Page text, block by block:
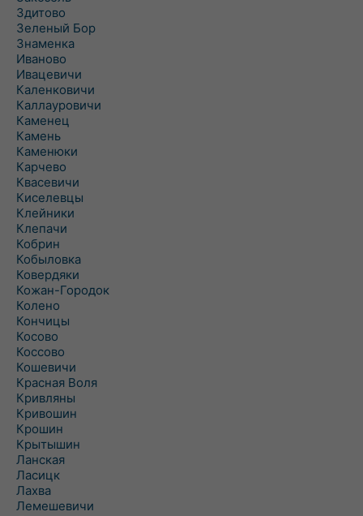
Здитово
Зеленый Бор
Знаменка
Иваново
Ивацевичи
Каленковичи
Каллауровичи
Каменец
Камень
Каменюки
Карчево
Квасевичи
Киселевцы
Клейники
Клепачи
Кобрин
Кобыловка
Ковердяки
Кожан-Городок
Колено
Кончицы
Косово
Коссово
Кошевичи
Красная Воля
Кривляны
Кривошин
Крошин
Крытышин
Ланская
Ласицк
Лахва
Лемешевичи